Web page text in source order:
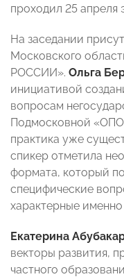
проходил 25 апреля
На заседании
Московского
РОССИИ». Ольга
инициативой
вопросам
Подмосковной
практика уже
спикер отметила
формата, который
специфические
характерные
Екатерина
векторы развития,
частного